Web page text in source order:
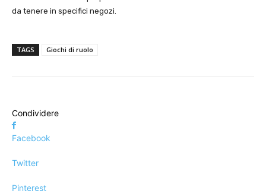
da tenere in specifici negozi.
TAGS Giochi di ruolo
Condividere
Facebook
Twitter
Pinterest